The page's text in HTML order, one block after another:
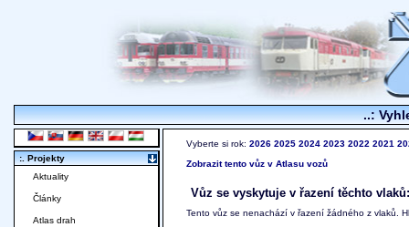
..:
Vyberte si rok: 2026 2025 2024 2023 2022 2021
Zobrazit tento vůz v Atlasu vozů
Vůz se vyskytuje v řazení těchto vlaků:
Tento vůz se nenachází v řazení žádného z vlaků.
:. Projekty
Aktuality
Články
Atlas drah